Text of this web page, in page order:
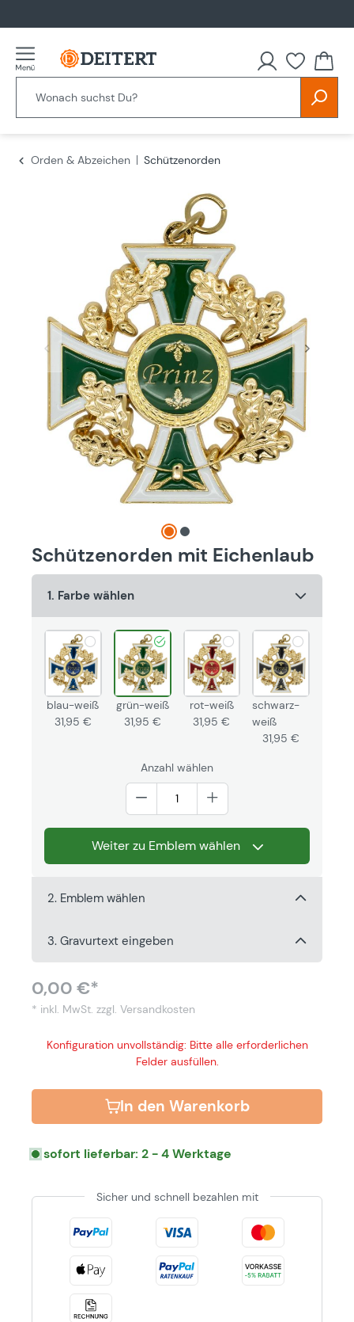
Du
Orden & Abzeichen Schützenorden
Schützenorden mit Eichenlaub
1. Farbe wählen
blau-weiß
31,95 €
grün-weiß
31,95 €
rot-weiß
31,95 €
schwarz-
weiß
31,95 €
Anzahl wählen
Weiter zu Emblem wählen
2. Emblem wählen
3. Gravurtext eingeben
0,00 €*
* inkl. MwSt. zzgl. Versandkosten
Konfiguration unvollständig: Bitte alle erforderlichen
Felder ausfüllen.
In den Warenkorb
sofort lieferbar: 2 - 4 Werktage
Sicher und schnell bezahlen mit